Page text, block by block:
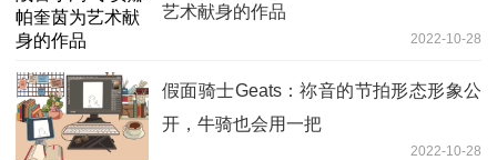
艺术献身的作品
2022-10-28
假面骑士Geats：祢音的节拍形态形象公
开，牛骑也会用一把
2022-10-28